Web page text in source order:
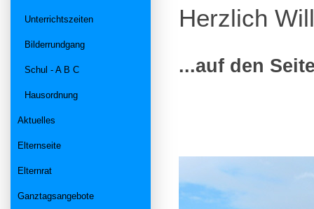
Unterrichtszeiten
Bilderrundgang
Schul - A B C
Hausordnung
Aktuelles
Elternseite
Elternrat
Ganztagsangebote
Herzlich
...auf den